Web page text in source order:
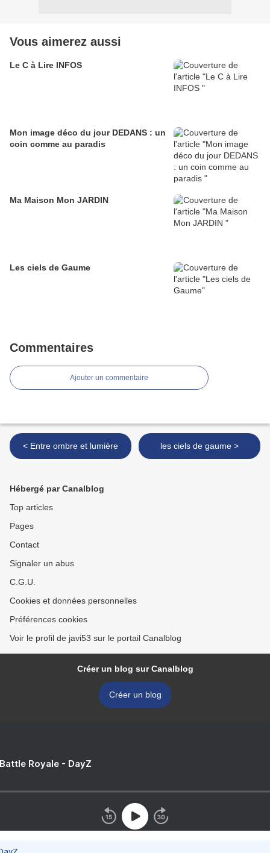
Vous aimerez aussi
Le C à Lire INFOS
Mon image déco du jour DEDANS : un
coin comme au paradis
Ma Maison Mon JARDIN
Les ciels de Gaume
Commentaires
Ajouter un commentaire
< Entre ombre et lumière les ciels de gaume >
Hébergé par Canalblog
Top articles
Pages
Contact
Signaler un abus
C.G.U.
Cookies et données personnelles
Préférences cookies
Voir le profil de javi53 sur le portail Canalblog
Créer un blog sur Canalblog
Créer un blog
Royale - DayZ